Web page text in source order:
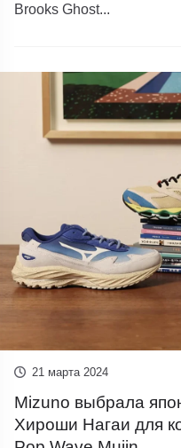
Brooks Ghost...
21 марта 2024
Mizuno выбрала
Хироши Нагаи для